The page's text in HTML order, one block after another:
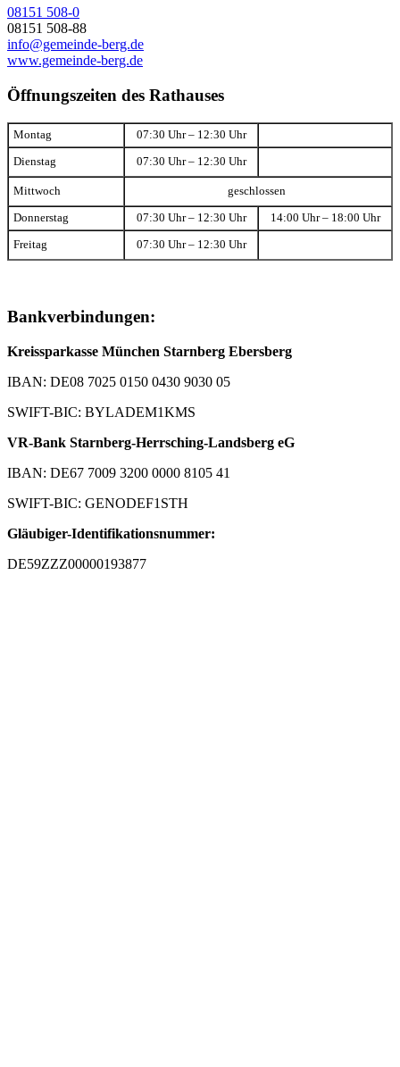
08151 508-0
08151 508-88
info@gemeinde-berg.de
www.gemeinde-berg.de
Öffnungszeiten des Rathauses
Montag 07:30 Uhr – 12:30 Uhr
Dienstag 07:30 Uhr – 12:30 Uhr
Mittwoch geschlossen
Donnerstag 07:30 Uhr – 12:30 Uhr 14:00 Uhr – 18:00 Uhr
Freitag 07:30 Uhr – 12:30 Uhr
Bankverbindungen:
Kreissparkasse München Starnberg Ebersberg
IBAN: DE08 7025 0150 0430 9030 05
SWIFT-BIC: BYLADEM1KMS
VR-Bank Starnberg-Herrsching-Landsberg eG
IBAN: DE67 7009 3200 0000 8105 41
SWIFT-BIC: GENODEF1STH
Gläubiger-Identifikationsnummer:
DE59ZZZ00000193877